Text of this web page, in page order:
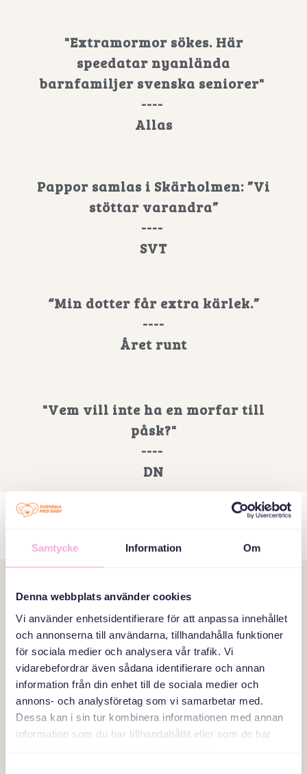
Samtycke Information Om
Denna webbplats använder cookies
Vi använder enhetsidentifierare för att anpassa innehållet
och annonserna till användarna, tillhandahålla funktioner
för sociala medier och analysera vår trafik. Vi
vidarebefordrar även sådana identifierare och annan
information från din enhet till de sociala medier och
annons- och analysföretag som vi samarbetar med.
Dessa kan i sin tur kombinera informationen med annan
information som du har tillhandahållit eller som de har
"Extramormor sökes. Här
speedatar nyanlända
barnfamiljer svenska seniorer"
----
Allas
Pappor samlas i Skärholmen: ”Vi
stöttar varandra”
----
SVT
“Min dotter får extra kärlek.”
----
Året runt
"Vem vill inte ha en morfar till
påsk?"
----
DN
"Här möts pappor med olika
bakgrund"
----
Mitt i, Stockholm
Projektstöd september 2023
----